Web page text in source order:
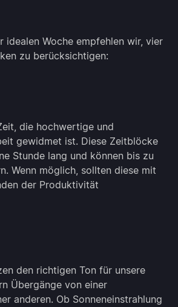
idealen Woche empfehlen wir, vier
zu berücksichtigen:
die hochwertige und
gewidmet ist. Diese Zeitblöcke
Stunde lang und können bis zu
Wenn möglich, sollten diese mit
der Produktivität
den richtigen Ton für unsere
Übergänge von einer
anderen. Ob Sonneneinstrahlung